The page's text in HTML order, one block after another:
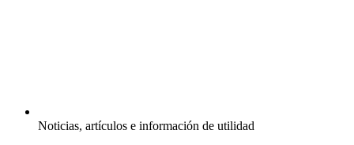
Noticias, artículos e información de utilidad